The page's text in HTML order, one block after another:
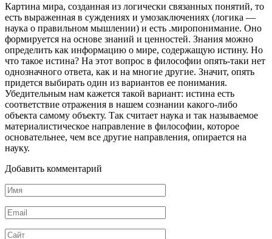
Картина мира, созданная из логически связанных понятий, то
есть выра­женная в суждениях и умозаключениях (логика —
наука о правильном мышле­нии) и есть .миропонимание. Оно
формируется на основе знаний и ценностей. Знания можно
определить как информацию о мире, содержащую истину. Но
что такое истина? На этот вопрос в философии опять-таки нет
однозначного ответа, как и на многие другие. Значит, опять
придется выбирать один из вари­антов ее понимания.
Убедительным нам кажется такой вариант: истина есть
соответствие отражения в нашем сознании какого-либо
объекта самому объ­екту. Так считает наука и так называемое
материалистическое направление в философии, которое
основательнее, чем все другие направления, опирается на
науку.
Добавить комментарий
Имя
*
Email
*
Сайт